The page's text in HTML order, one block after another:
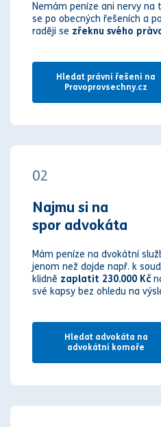
Nemám peníze ani nervy na
se po obecných řešeních a
raději se zřeknu svého
Hledat právní řešení na
Pravoprovsechny.cz
02
Najmu si na
spor advokáta
Mám peníze na dvokátní
jenom než dojde např. k
klidně zaplatit 230.000 Kč
své kapsy bez ohledu na
Hledat advokáta na
advokátní komoře